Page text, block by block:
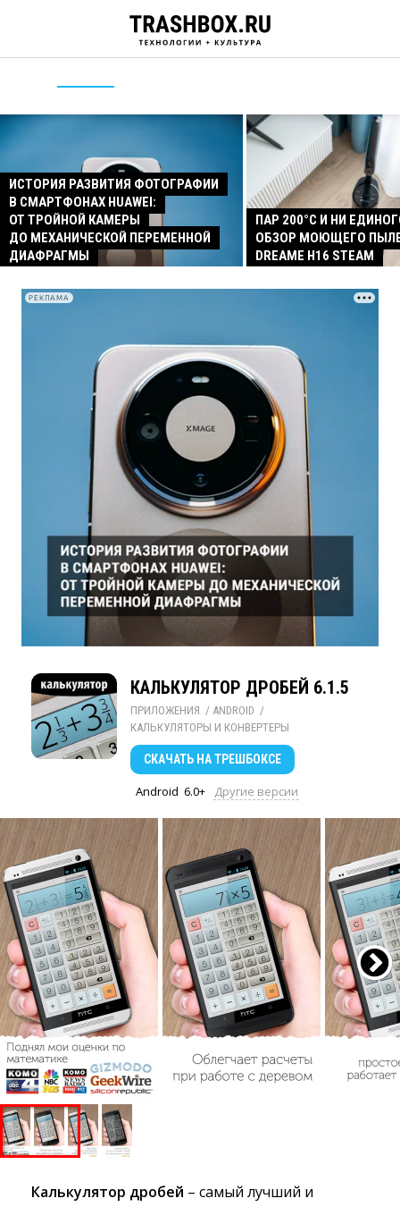
ИСТОРИЯ РАЗВИТИЯ ФОТОГРАФИИ
В СМАРТФОНАХ HUAWEI:
ОТ ТРОЙНОЙ КАМЕРЫ
ДО МЕХАНИЧЕСКОЙ ПЕРЕМЕННОЙ
ДИАФРАГМЫ
ПАР 200°C И НИ
ОБЗОР МОЮЩЕГО
DREAME H16 STEAM
РЕКЛАМА
КАЛЬКУЛЯТОР ДРОБЕЙ 6.1.5
ПРИЛОЖЕНИЯ / ANDROID /
КАЛЬКУЛЯТОРЫ И КОНВЕРТЕРЫ
СКАЧАТЬ НА ТРЕШБОКСЕ
Android 6.0+ Другие версии
Калькулятор дробей – самый лучший и